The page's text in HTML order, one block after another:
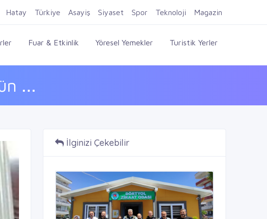
Firma Ekle Kayıt Ol Giriş Yap
Fuar & Etkinlik Yöresel Yemekler Turistik Yerler
...
Hatay Türkiye Asayiş Siyaset Spor Teknoloji Magazin
İlginizi Çekebilir